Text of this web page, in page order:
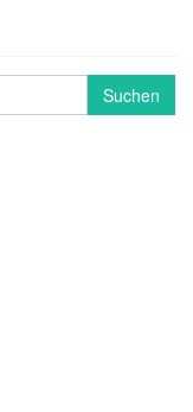
Suchen